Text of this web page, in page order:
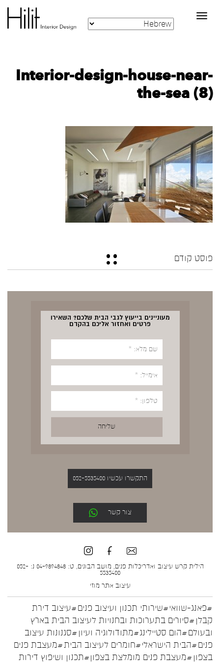
Toggle
navigation
Interior-design-house-near-
the-sea (8)
פוסט קודם
מעוניינים בייעוץ לגבי הבית שלכם? השאירו
פרטים ואחזור אליכם בהקדם
התקשרו עכשיו 052-5535400
צור קשר
הילית קרש עיצוב ואדריכלות פנים, מושב הבונים, ט: 04-9894848 נ: 052-
5535400
עיצוב אתר מוזי
#פאנג-שוואי#שירותי תכנון ועיצוב פנים#עיצוב דירת
קבלן #סיורים בתערוכות ובחנויות לעיצוב הבית בארץ
ובעולם#הום סטיילינג#מתודולוגיה ועיון #סגנונות עיצוב
פנים#הבית הישראלי#חומרים לעיצוב הבית#מעצבת פנים
בצפון #מעצבת פנים מומלצת בצפון#תכנון ושיפוץ דירות